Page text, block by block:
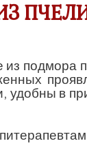
подмора
удобны в